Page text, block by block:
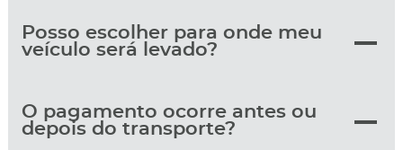
Posso escolher para onde meu
veículo será levado?
O pagamento ocorre antes ou
depois do transporte?